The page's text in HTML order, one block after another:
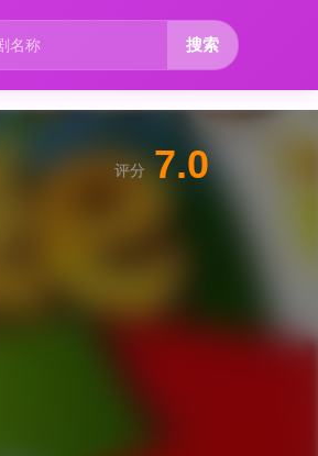
搜索
评分 7.0